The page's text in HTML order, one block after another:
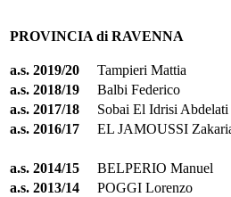
PROVINCIA di RAVENNA
a.s. 2019/20 Tampieri Mattia
a.s. 2018/19
Balbi Federico
a.s. 2017/18
Sobai El Idrisi Abdelati
a.s. 2016/17
EL JAMOUSSI
a.s. 2014/15 BELPERIO Manuel
a.s. 2013/14
POGGI Lorenzo